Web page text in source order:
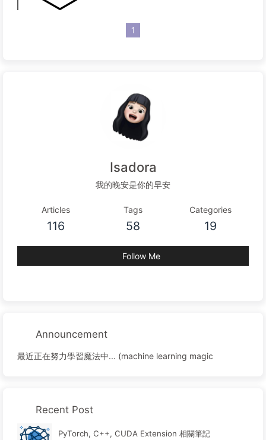
1
Isadora
我的晚安是你的早安
Articles
116
Tags
58
Categories
19
Follow Me
Announcement
最近正在努力學習魔法中... (machine learning magic
Recent Post
PyTorch, C++, CUDA Extension 相關筆記